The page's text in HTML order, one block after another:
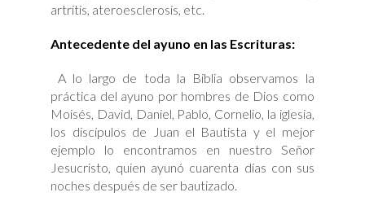
artritis, ateroesclerosis, etc.
Antecedente del ayuno en las Escrituras:
A lo largo de toda la Biblia observamos la
práctica del ayuno por hombres de Dios como
Moisés, David, Daniel, Pablo, Cornelio, la iglesia,
los discípulos de Juan el Bautista y el mejor
ejemplo lo encontramos en nuestro Señor
Jesucristo, quien ayunó cuarenta días con sus
noches después de ser bautizado.